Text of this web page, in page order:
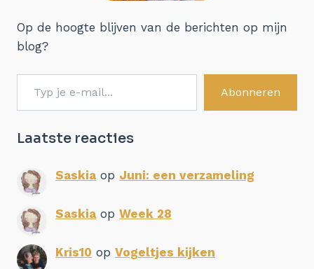
Op de hoogte blijven van de berichten op mijn
blog?
Typ je e-mail...
Abonneren
Laatste reacties
Saskia op Juni: een verzameling
Saskia opWeek 28
Kris10 opVogeltjes kijken